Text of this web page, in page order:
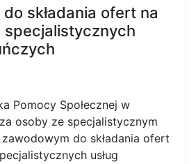
składania ofert na
specjalistycznych
Pomocy Społecznej w
osoby ze specjalistycznym
do składania ofert
usług